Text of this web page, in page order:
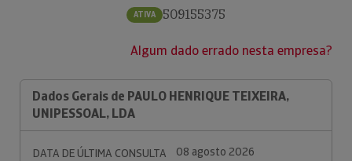
ATIVA 509155375
Algum dado errado nesta empresa?
Dados Gerais de PAULO HENRIQUE TEIXEIRA,
UNIPESSOAL, LDA
DATA DE ÚLTIMA CONSULTA
08 agosto 2026